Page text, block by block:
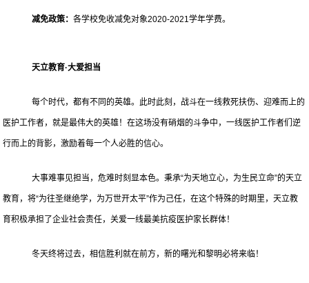
减免政策：各学校免收减免对象2020-2021学年学费。
天立教育·大爱担当
每个时代，都有不同的英雄。此时此刻，战斗在一线救死扶伤、迎难而上的
医护工作者，就是最伟大的英雄！在这场没有硝烟的斗争中，一线医护工作者们逆
行而上的背影，激励着每一个人必胜的信心。
大事难事见担当，危难时刻显本色。秉承“为天地立心，为生民立命”的天立
教育，将“为往圣继绝学，为万世开太平”作为己任，在这个特殊的时期里，天立教
育积极承担了企业社会责任，关爱一线最美抗疫医护家长群体！
冬天终将过去，相信胜利就在前方，新的曙光和黎明必将来临！